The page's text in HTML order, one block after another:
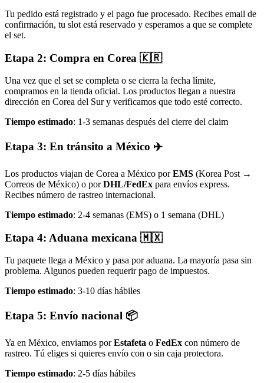
Tu pedido está registrado y el pago fue procesado. Recibes email de
confirmación, tu slot está reservado y esperamos a que se complete
el set.
Etapa 2: Compra en Corea 🇰🇷
Una vez que el set se completa o se cierra la fecha límite,
compramos en la tienda oficial. Los productos llegan a nuestra
dirección en Corea del Sur y verificamos que todo esté correcto.
Tiempo estimado: 1-3 semanas después del cierre del claim
Etapa 3: En tránsito a México ✈️
Los productos viajan de Corea a México porEMS (Korea Post →
Correos de México) o porDHL/FedEx para envíos express.
Recibes número de rastreo internacional.
Tiempo estimado: 2-4 semanas (EMS) o 1 semana (DHL)
Etapa 4: Aduana mexicana 🇲🇽
Tu paquete llega a México y pasa por aduana. La mayoría pasa sin
problema. Algunos pueden requerir pago de impuestos.
Tiempo estimado: 3-10 días hábiles
Etapa 5: Envío nacional 📦
Ya en México, enviamos porEstafeta o FedEx con número de
rastreo. Tú eliges si quieres envío con o sin caja protectora.
Tiempo estimado: 2-5 días hábiles